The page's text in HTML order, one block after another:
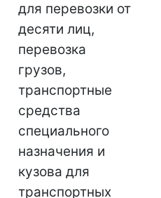
для перевозки от
десяти лиц,
перевозка
грузов,
транспортные
средства
специального
назначения и
кузова для
транспортных